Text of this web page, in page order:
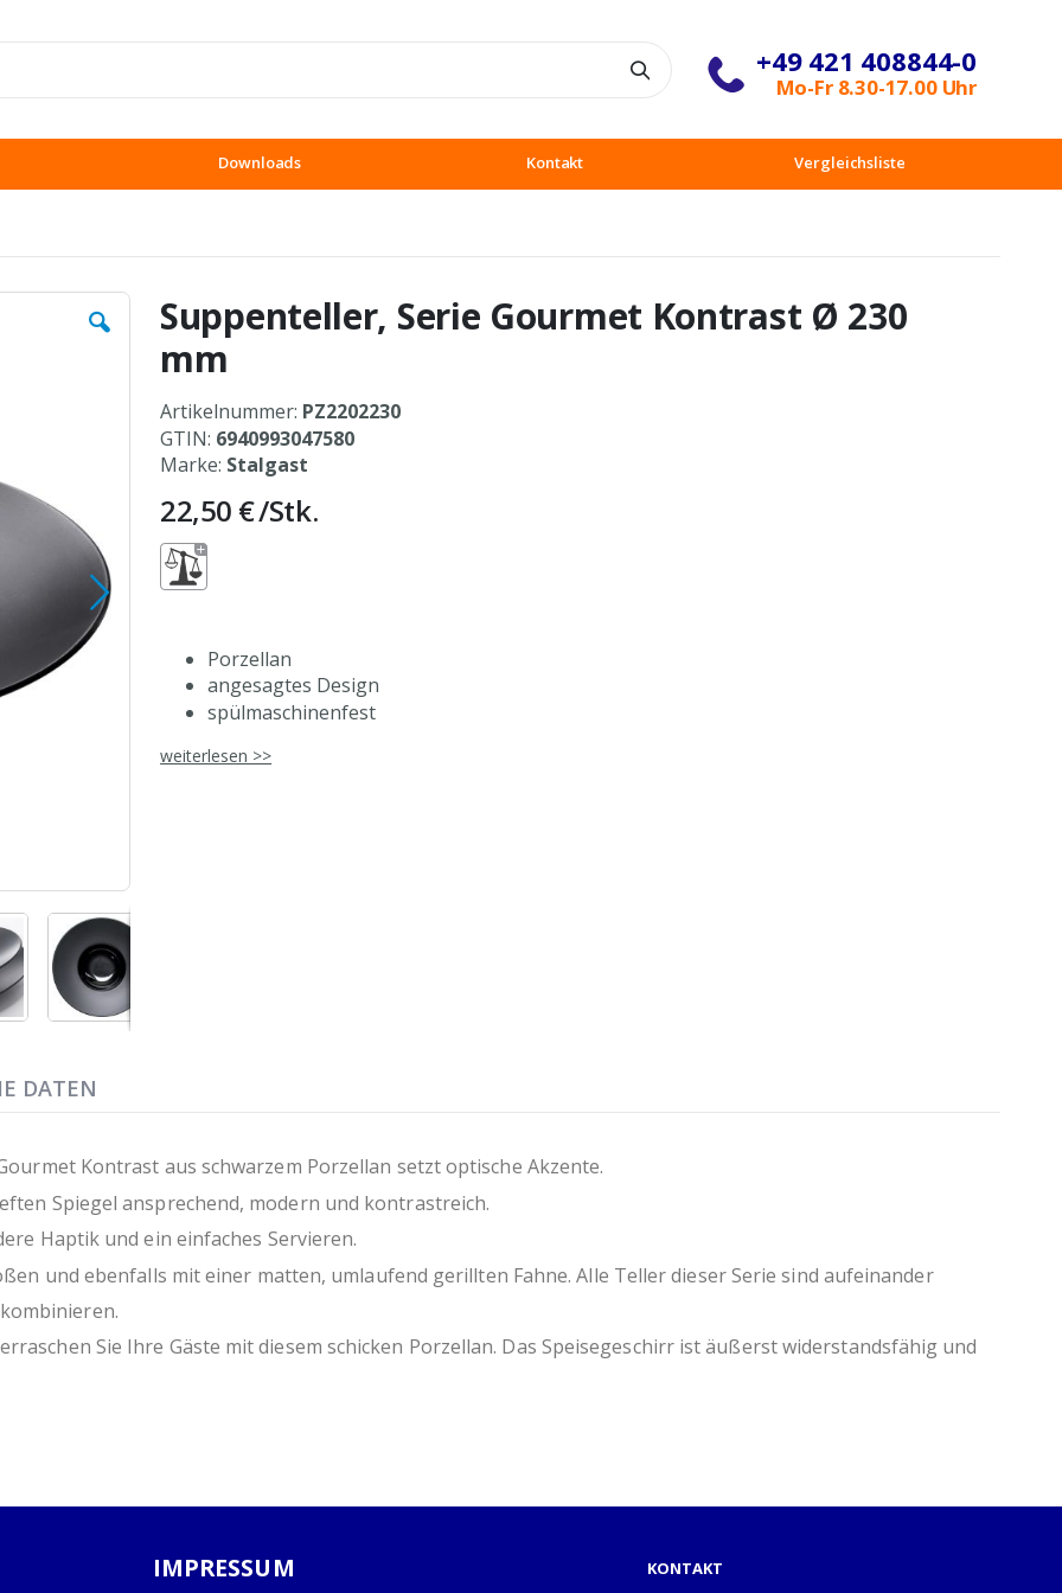
+49 421 408844-0
Mo-Fr 8.30-17.00 Uhr
Downloads Kontakt Vergleichsliste
Suppenteller, Serie Gourmet Kontrast Ø 230
mm
Artikelnummer: PZ2202230
GTIN: 6940993047580
Marke: Stalgast
22,50 €/Stk.
Porzellan
angesagtes Design
spülmaschinenfest
Serie untereinander frei kombinierbar
weiterlesen >>
Kontrast aus schwarzem Porzellan setzt optische Akzente.
Spiegel ansprechend, modern und kontrastreich.
Haptik und ein einfaches Servieren.
und ebenfalls mit einer matten, umlaufend gerillten Fahne. Alle Teller dieser Serie sind aufeinander
Sie Ihre Gäste mit diesem schicken Porzellan. Das Speisegeschirr ist äußerst widerstandsfähig und
DATEN
IMPRESSUM KONTAKT